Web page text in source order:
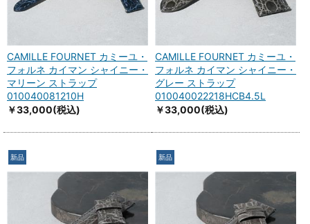
CAMILLE FOURNET カミーユ・
フォルネ カイマン シャイニー・
マリーン ストラップ
010040081210H
￥33,000(税込)
CAMILLE FOURNET カミーユ・
フォルネ カイマン シャイニー・
グレー ストラップ
010040022218HCB4.5L
￥33,000(税込)
新品 新品